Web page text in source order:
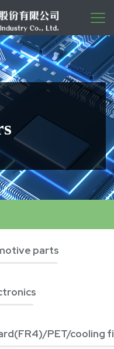
s
parts
PET/cooling